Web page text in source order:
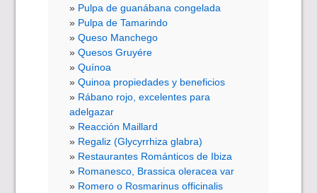
Pulpa de guanábana congelada
Pulpa de Tamarindo
Queso Manchego
Quesos Gruyére
Quínoa
Quinoa propiedades y beneficios
Rábano rojo, excelentes para
adelgazar
Reacción Maillard
Regaliz (Glycyrrhiza glabra)
Restaurantes Románticos de Ibiza
Romanesco, Brassica oleracea var
Romero o Rosmarinus officinalis